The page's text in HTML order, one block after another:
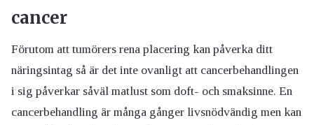
cancer
Förutom att tumörers rena placering kan påverka ditt
näringsintag så är det inte ovanligt att cancerbehandlingen
i sig påverkar såväl matlust som doft- och smaksinne. En
cancerbehandling är många gånger livsnödvändig men kan